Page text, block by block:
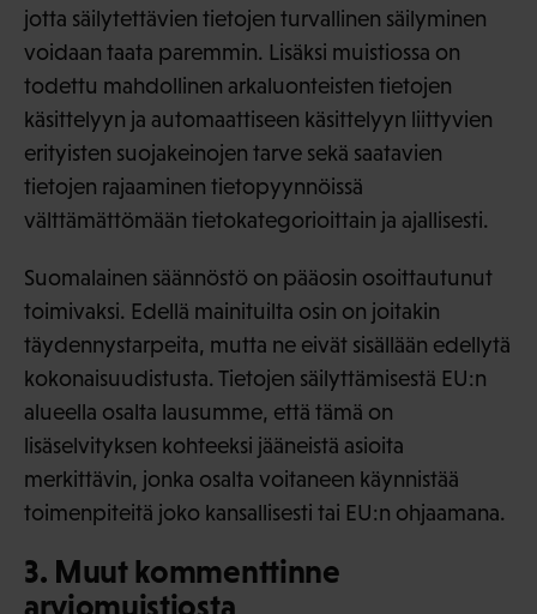
jotta säilytettävien tietojen turvallinen säilyminen
voidaan taata paremmin. Lisäksi muistiossa on
todettu mahdollinen arkaluonteisten tietojen
käsittelyyn ja automaattiseen käsittelyyn liittyvien
erityisten suojakeinojen tarve sekä saatavien
tietojen rajaaminen tietopyynnöissä
välttämättömään tietokategorioittain ja ajallisesti.
Suomalainen säännöstö on pääosin osoittautunut
toimivaksi. Edellä mainituilta osin on joitakin
täydennystarpeita, mutta ne eivät sisällään edellytä
kokonaisuudistusta. Tietojen säilyttämisestä EU:n
alueella osalta lausumme, että tämä on
lisäselvityksen kohteeksi jääneistä asioita
merkittävin, jonka osalta voitaneen käynnistää
toimenpiteitä joko kansallisesti tai EU:n ohjaamana.
3. Muut kommenttinne
arviomuistiosta